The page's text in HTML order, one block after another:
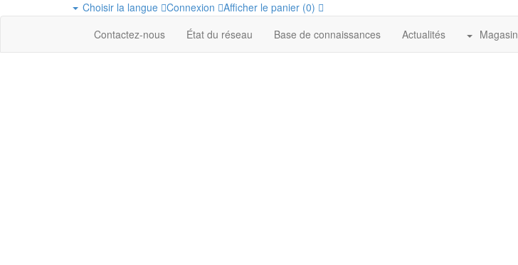
Afficher le panier (0)
Magasin
Actualités
Base de connaissances
État du réseau
Contactez-nous